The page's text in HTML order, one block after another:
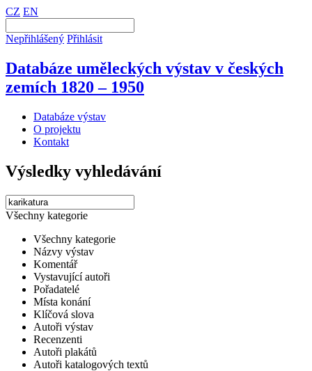
CZ EN
Nepřihlášený Přihlásit
Databáze uměleckých výstav v českých
zemích 1820 – 1950
Databáze výstav
O projektu
Kontakt
Výsledky vyhledávání
Všechny kategorie
Všechny kategorie
Názvy výstav
Komentář
Vystavující autoři
Pořadatelé
Místa konání
Klíčová slova
Autoři výstav
Recenzenti
Autoři plakátů
Autoři katalogových textů